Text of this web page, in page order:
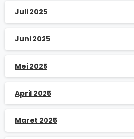
Juli 2025
Juni 2025
Mei 2025
April 2025
Maret 2025